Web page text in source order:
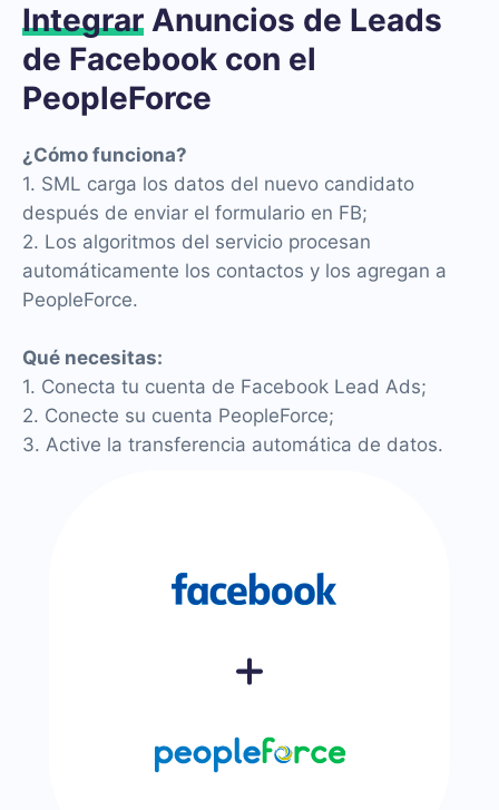
Integrar Anuncios de Leads
de Facebook con el
PeopleForce
¿Cómo funciona?
1. SML carga los datos del nuevo candidato
después de enviar el formulario en FB;
2. Los algoritmos del servicio procesan
automáticamente los contactos y los agregan a
PeopleForce.
Qué necesitas:
1. Conecta tu cuenta de Facebook Lead Ads;
2. Conecte su cuenta PeopleForce;
3. Active la transferencia automática de datos.